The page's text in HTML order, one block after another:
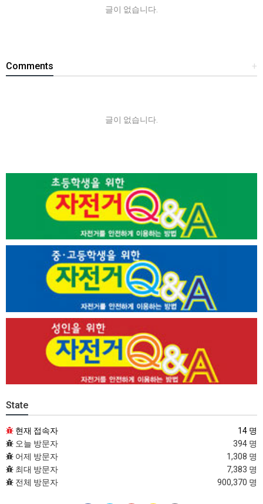
글이 없습니다.
+
Comments
글이 없습니다.
State
현재 접속자
14 명
오늘 방문자
394 명
어제 방문자
1,308 명
최대 방문자
7,383 명
전체 방문자
900,370 명